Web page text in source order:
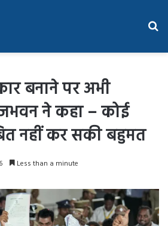
बनाने पर अभी
ने कहा – कोई
नहीं कर सकी बहुमत
Less than a minute